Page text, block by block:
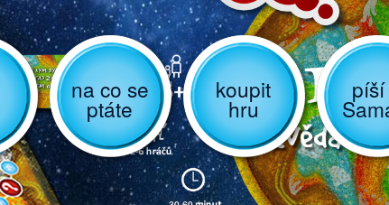
na co se
ptáte
koupit
hru
píší